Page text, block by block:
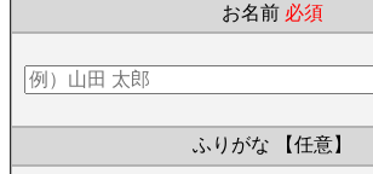
お名前 必須
ふりがな 【任意】